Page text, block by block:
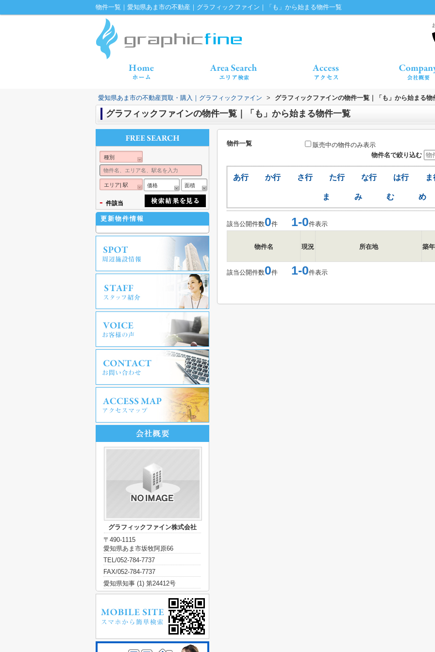
物件一覧｜愛知県あま市の不動産｜グラフィックファイン｜「も」から始まる物件一覧
愛知県あま市の不動産買取・購入｜グラフィックファイン > グラフィックファインの物件一覧｜「も」から始まる物
グラフィックファインの物件一覧｜「も」から始まる物件一覧
物件一覧
販売中の物件のみ表示
物件名で絞り込む
あ行 か行 さ行 た行 な行 は行
ま み む め
該当公開件数0件 1-0件表示
物件名 現況 所在地 築
該当公開件数0件 1-0件表示
種別
エリア| 駅 価格 面積
- 件該当
更新物件情報
グラフィックファイン株式会社
〒490-1115
愛知県あま市坂牧阿原66
TEL/052-784-7737
FAX/052-784-7737
愛知県知事 (1) 第24412号